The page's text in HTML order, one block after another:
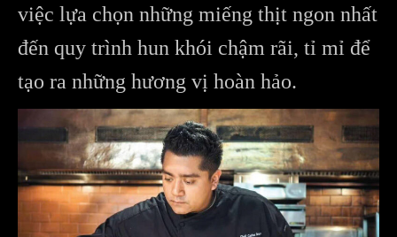
việc lựa chọn những miếng thịt ngon nhất
đến quy trình hun khói chậm rãi, tỉ mỉ để
tạo ra những hương vị hoàn hảo.